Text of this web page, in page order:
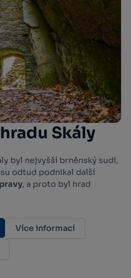
Skály
byl nejvyšší brněnský sudí,
odtud podnikal další
, a proto byl hrad
Více informací